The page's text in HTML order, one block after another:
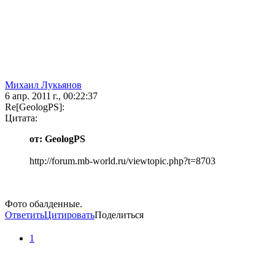
Михаил Лукьянов
6 апр. 2011 г., 00:22:37
Re[GeologPS]:
Цитата:
от: GeologPS
http://forum.mb-world.ru/viewtopic.php?t=8703
Фото обалденные.
ОтветитьЦитироватьПоделиться
1